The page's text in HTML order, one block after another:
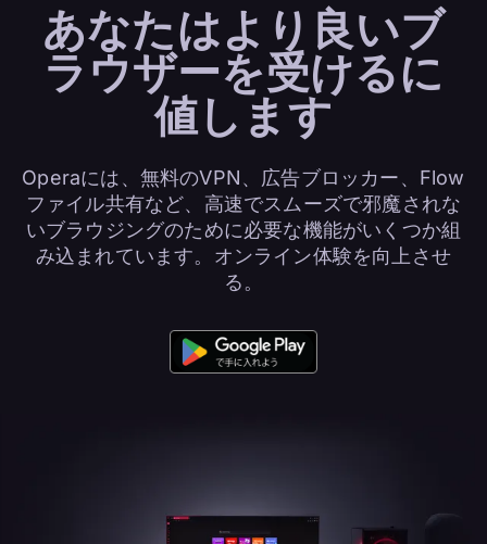
あなたはより良いブ
ラウザーを受けるに
値します
Operaには、無料のVPN、広告ブロッカー、Flow
ファイル共有など、高速でスムーズで邪魔されな
いブラウジングのために必要な機能がいくつか組
み込まれています。オンライン体験を向上させ
る。